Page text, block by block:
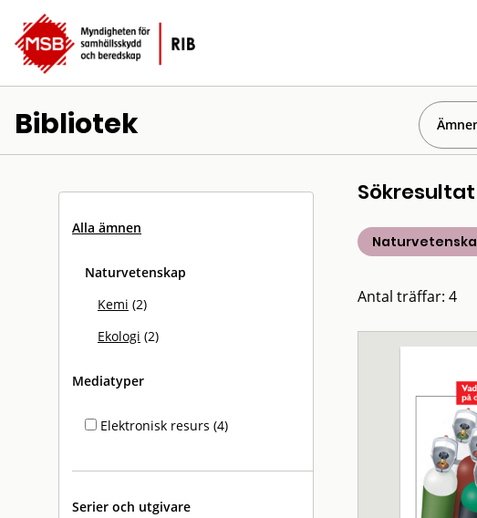
Bibliotek
Alla ämnen
Naturvetenskap
Kemi (2)
Ekologi (2)
Mediatyper
Elektronisk resurs (4)
Serier och utgivare
Sökresultat
Antal träffar: 4